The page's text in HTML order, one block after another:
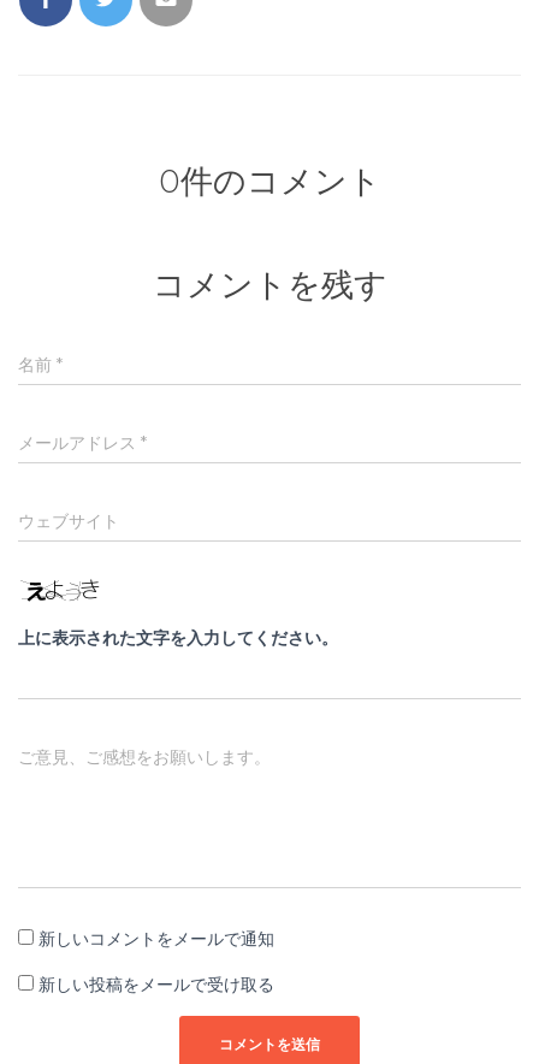
0件のコメント
コメントを残す
名前 *
メールアドレス *
ウェブサイト
上に表示された文字を入力してください。
ご意見、ご感想をお願いします。
新しいコメントをメールで通知
新しい投稿をメールで受け取る